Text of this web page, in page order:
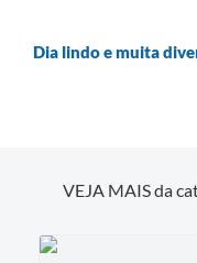
Dia lindo e muita
VEJA MAIS da